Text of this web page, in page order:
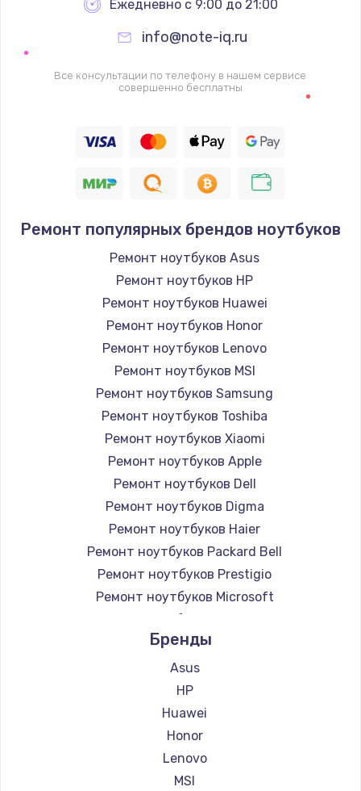
Ежедневно с 9:00 до 21:00
info@note-iq.ru
Все консультации по телефону в нашем сервисе
совершенно бесплатны
Ремонт популярных брендов ноутбуков
Ремонт ноутбуков Asus
Ремонт ноутбуков HP
Ремонт ноутбуков Huawei
Ремонт ноутбуков Honor
Ремонт ноутбуков Lenovo
Ремонт ноутбуков MSI
Ремонт ноутбуков Samsung
Ремонт ноутбуков Toshiba
Ремонт ноутбуков Xiaomi
Ремонт ноутбуков Apple
Ремонт ноутбуков Dell
Ремонт ноутбуков Digma
Ремонт ноутбуков Haier
Ремонт ноутбуков Packard Bell
Ремонт ноутбуков Prestigio
Ремонт ноутбуков Microsoft
Ремонт ноутбуков Alienware
Ремонт ноутбуков Aquarius
Ремонт ноутбуков Gigabyte
Ремонт ноутбуков Aorus
Ремонт ноутбуков Maibenben
Ремонт ноутбуков Getac
Ремонт ноутбуков Epson
Ремонт ноутбуков Philips
Бренды
Asus
HP
Huawei
Honor
Lenovo
MSI